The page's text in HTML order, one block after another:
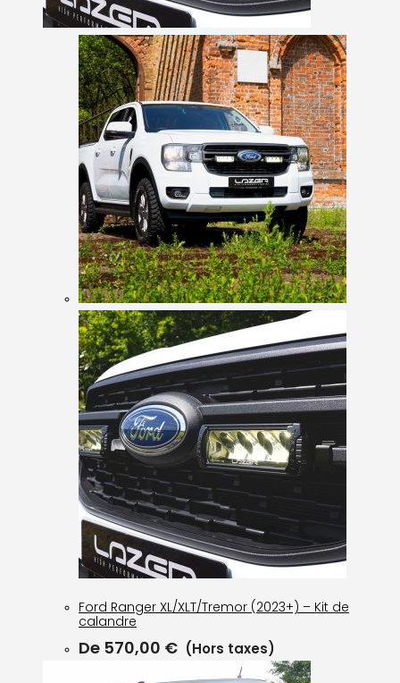
Ford Ranger XL/XLT/Tremor (2023+) – Kit de
calandre
De 570,00 € (Hors taxes)